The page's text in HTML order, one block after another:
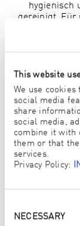
This website
We use
social media
share
social media,
combine it with
them or that
services.
Privacy Policy:
NECESSARY
hygienisch
gereinigt. Für